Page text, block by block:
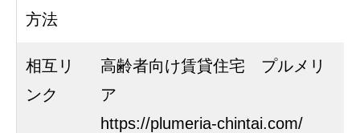
方法
相互リ
ンク
高齢者向け賃貸住宅 プルメリ
ア
https://plumeria-chintai.com/